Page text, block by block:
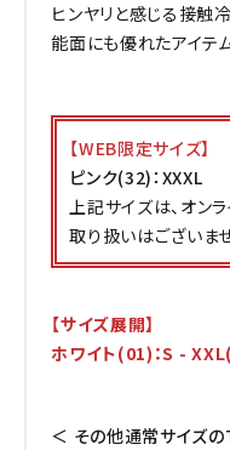
ヒンヤリと感じる接触
能面にも優れたアイテム
【WEB限定サイズ】
ピンク(32)：XXXL
上記サイズは、オン
取り扱いはございま
【サイズ展開】
ホワイト(01)：S -
＜ その他通常サイズ